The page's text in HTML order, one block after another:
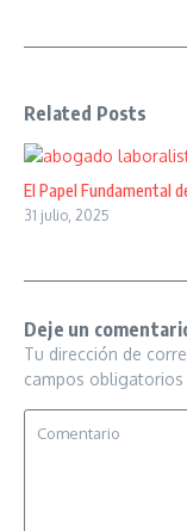
Related Posts
El Papel Fundamental
31 julio, 2025
Deje un
Tu dirección de
campos